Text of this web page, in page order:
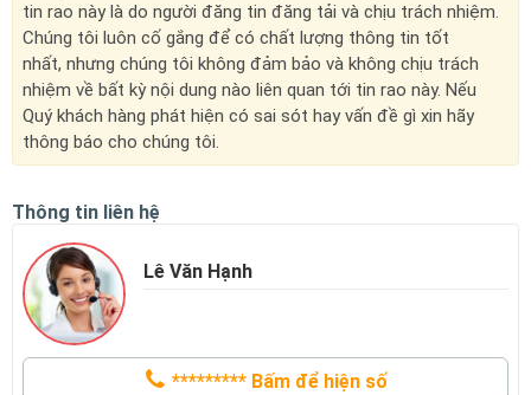
tin rao này là do người đăng tin đăng tải và chịu trách nhiệm.
Chúng tôi luôn cố gắng để có chất lượng thông tin tốt
nhất, nhưng chúng tôi không đảm bảo và không chịu trách
nhiệm về bất kỳ nội dung nào liên quan tới tin rao này. Nếu
Quý khách hàng phát hiện có sai sót hay vấn đề gì xin hãy
thông báo cho chúng tôi.
Thông tin liên hệ
Lê Văn Hạnh
********* Bấm để hiện số